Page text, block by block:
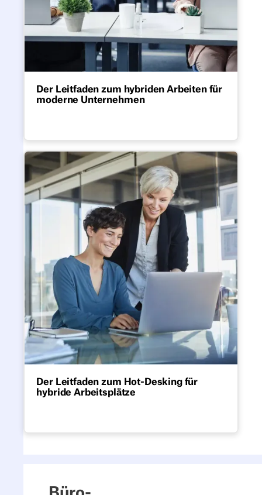
Der Leitfaden zum hybriden Arbeiten für
moderne Unternehmen
der Wahl der richtigen Struktur bis zur
Umsetzung in allen Teams und an allen
Standorten.
Der Leitfaden zum Hot-
Der Leitfaden zum Hot-Desking für
hybride Arbeitsplätze
umzusetzen: Raumgestaltung, Richtlinien,